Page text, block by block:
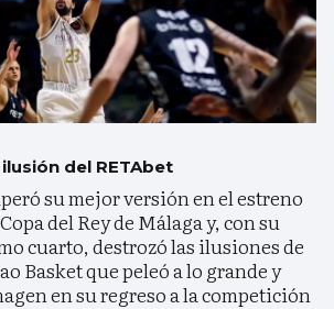
del RETAbet
su mejor versión en el estreno
del Rey de Málaga y, con su
cuarto, destrozó las ilusiones de
Basket que peleó a lo grande y
en su regreso a la competición